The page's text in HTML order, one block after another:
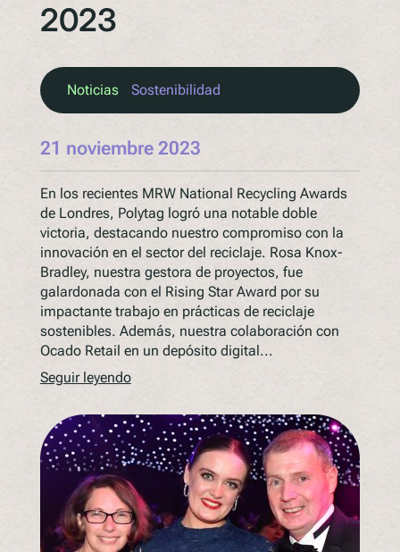
2023
Noticias Sostenibilidad
21 noviembre 2023
En los recientes MRW National Recycling Awards
de Londres, Polytag logró una notable doble
victoria, destacando nuestro compromiso con la
innovación en el sector del reciclaje. Rosa Knox-
Bradley, nuestra gestora de proyectos, fue
galardonada con el Rising Star Award por su
impactante trabajo en prácticas de reciclaje
sostenibles. Además, nuestra colaboración con
Ocado Retail en un depósito digital...
Seguir leyendo